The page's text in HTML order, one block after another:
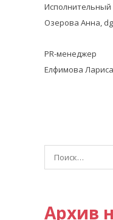
Исполнительный
Озерова Анна,
PR-менеджер
Елфимова
Архив